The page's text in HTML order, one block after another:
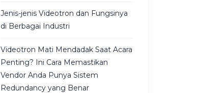
Jenis-jenis Videotron dan Fungsinya
di Berbagai Industri
Videotron Mati Mendadak Saat Acara
Penting? Ini Cara Memastikan
Vendor Anda Punya Sistem
Redundancy yang Benar